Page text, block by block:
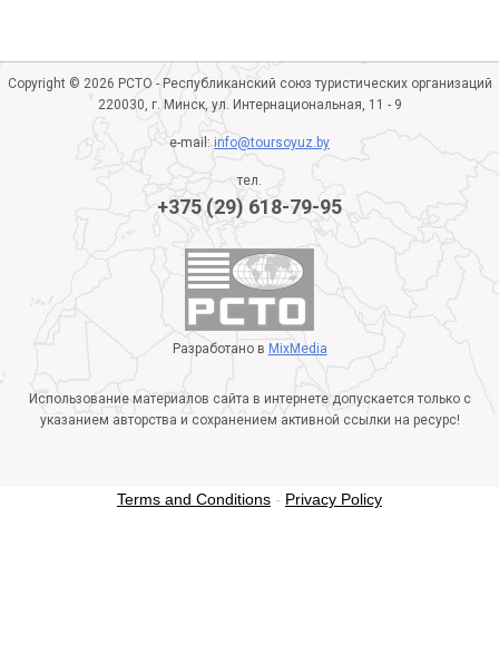
Copyright © 2026 РСТО - Республиканский союз туристических организаций
220030, г. Минск, ул. Интернациональная, 11 - 9
e-mail:info@toursoyuz.by
тел.
+375 (29) 618-79-95
Разработано в MixMedia
Использование материалов сайта в интернете допускается только с
указанием авторства и сохранением активной ссылки на ресурс!
Terms and Conditions - Privacy Policy